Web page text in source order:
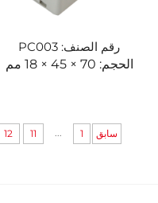
رقم الصنف: PC003
الحجم: 70 × 45 × 18 مم
سابق 1
...
11
12